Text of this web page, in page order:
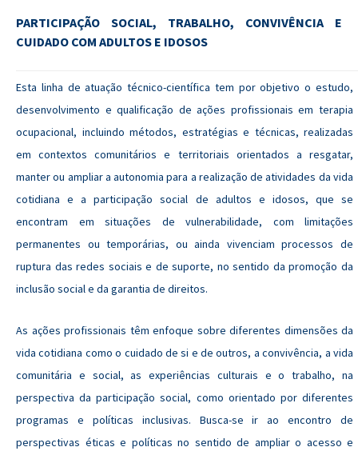
PARTICIPAÇÃO SOCIAL, TRABALHO, CONVIVÊNCIA E
CUIDADO COM ADULTOS E IDOSOS
Esta linha de atuação técnico-científica tem por objetivo o estudo,
desenvolvimento e qualificação de ações profissionais em terapia
ocupacional, incluindo métodos, estratégias e técnicas, realizadas
em contextos comunitários e territoriais orientados a resgatar,
manter ou ampliar a autonomia para a realização de atividades da vida
cotidiana e a participação social de adultos e idosos, que se
encontram em situações de vulnerabilidade, com limitações
permanentes ou temporárias, ou ainda vivenciam processos de
ruptura das redes sociais e de suporte, no sentido da promoção da
inclusão social e da garantia de direitos.
As ações profissionais têm enfoque sobre diferentes dimensões da
vida cotidiana como o cuidado de si e de outros, a convivência, a vida
comunitária e social, as experiências culturais e o trabalho, na
perspectiva da participação social, como orientado por diferentes
programas e políticas inclusivas. Busca-se ir ao encontro de
perspectivas éticas e políticas no sentido de ampliar o acesso e